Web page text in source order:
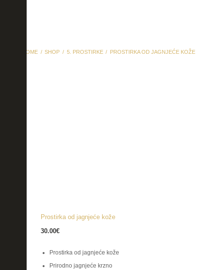
HOME SHOP 5. PROSTIRKE PROSTIRKA OD JAGNJEĆE KOŽE
Prostirka od jagnjeće kože
30.00€
Prostirka od jagnjeće kože
Prirodno jagnjeće krzno